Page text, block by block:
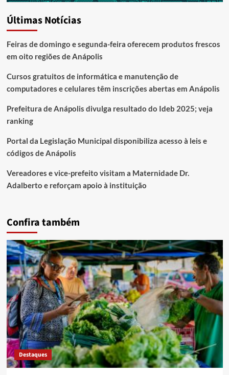
Últimas Notícias
Feiras de domingo e segunda-feira oferecem produtos frescos
em oito regiões de Anápolis
Cursos gratuitos de informática e manutenção de
computadores e celulares têm inscrições abertas em Anápolis
Prefeitura de Anápolis divulga resultado do Ideb 2025; veja
ranking
Portal da Legislação Municipal disponibiliza acesso à leis e
códigos de Anápolis
Vereadores e vice-prefeito visitam a Maternidade Dr.
Adalberto e reforçam apoio à instituição
Confira também
Destaques